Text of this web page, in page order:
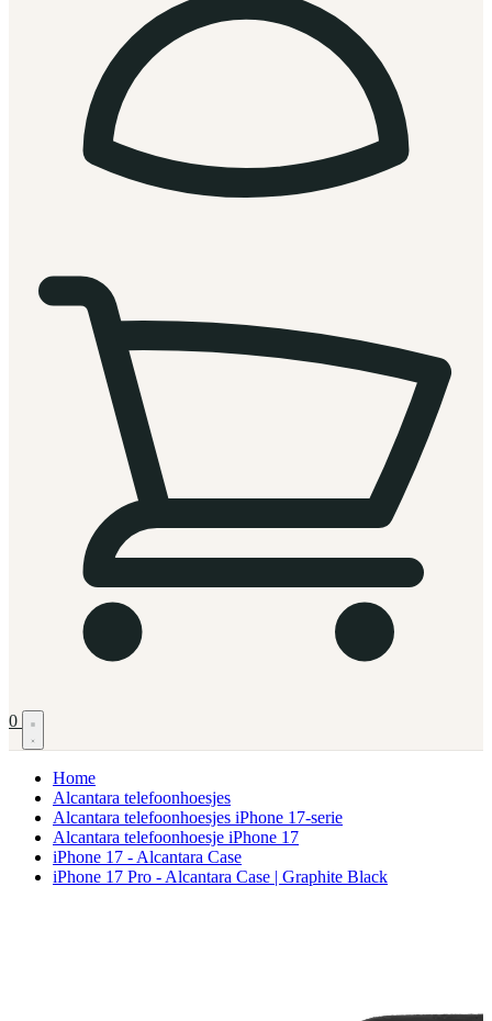
0
Home
Alcantara telefoonhoesjes
Alcantara telefoonhoesjes iPhone 17-serie
Alcantara telefoonhoesje iPhone 17
iPhone 17 - Alcantara Case
iPhone 17 Pro - Alcantara Case | Graphite Black